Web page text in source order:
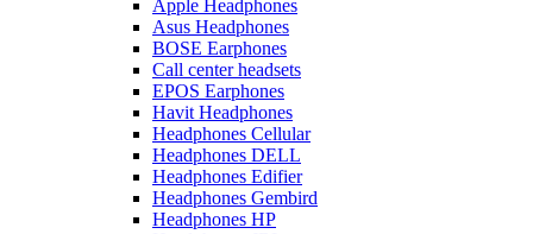
Apple Headphones
Asus Headphones
BOSE Earphones
Call center headsets
EPOS Earphones
Havit Headphones
Headphones Cellular
Headphones DELL
Headphones Edifier
Headphones Gembird
Headphones HP